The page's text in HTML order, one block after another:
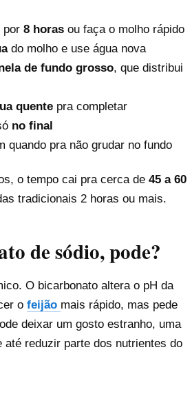
por 8 horasou faça o molho rápido
do molho e use água nova
de fundo grosso, que distribui
quentepra completar
no final
quando pra não grudar no fundo
o tempo cai pra cerca de 45 a 60
tradicionais 2 horas ou mais.
de sódio, pode?
O bicarbonato altera o pH da
o feijão mais rápido, mas pede
deixar um gosto estranho, uma
até reduzir parte dos nutrientes do